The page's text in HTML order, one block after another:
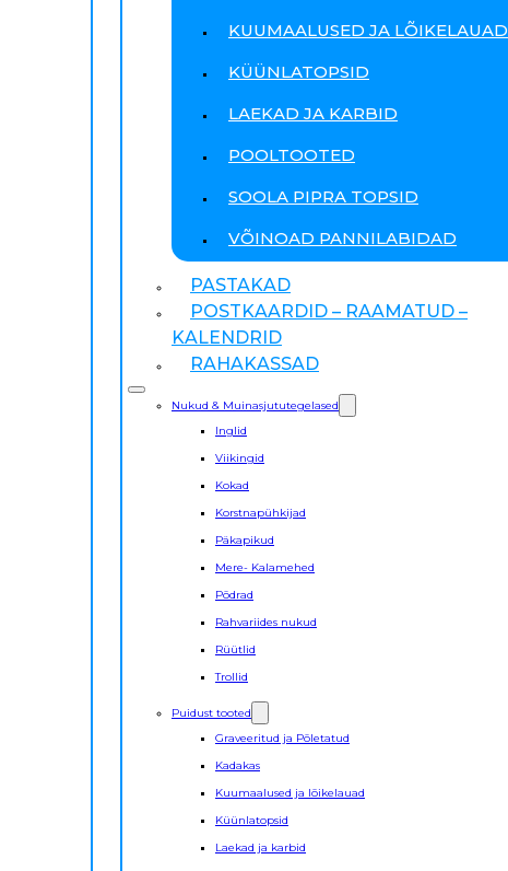
KUUMAALUSED JA LÕIKELAUAD
KÜÜNLATOPSID
LAEKAD JA KARBID
POOLTOOTED
SOOLA PIPRA TOPSID
VÕINOAD PANNILABIDAD
PASTAKAD
POSTKAARDID – RAAMATUD –
KALENDRID
RAHAKASSAD
Nukud & Muinasjututegelased
Inglid
Viikingid
Kokad
Korstnapühkijad
Päkapikud
Mere- Kalamehed
Põdrad
Rahvariides nukud
Rüütlid
Trollid
Puidust tooted
Graveeritud ja Põletatud
Kadakas
Kuumaalused ja lõikelauad
Küünlatopsid
Laekad ja karbid